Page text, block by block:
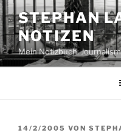
Zum
Inhalt
springen
STEPHAN
NOTIZEN
Mein Notizbuch:
VERÖFFENTLICHT
14/2/2005 VON